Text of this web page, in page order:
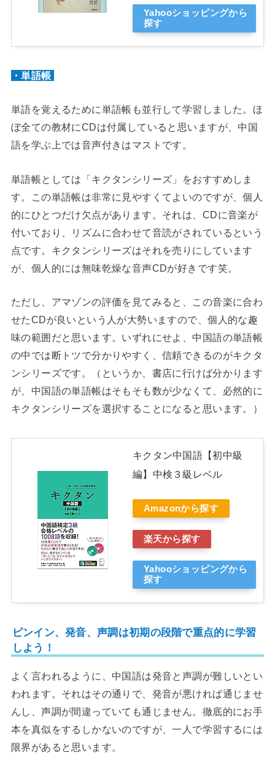
Yahooショッピングから
探す
・単語帳
単語を覚えるために単語帳も並行して学習しました。ほ
ぼ全ての教材にCDは付属していると思いますが、中国
語を学ぶ上では音声付きはマストです。
単語帳としては「キクタンシリーズ」をおすすめしま
す。この単語帳は非常に見やすくてよいのですが、個人
的にひとつだけ欠点があります。それは、CDに音楽が
付いており、リズムに合わせて音読がされているという
点です。キクタンシリーズはそれを売りにしています
が、個人的には無味乾燥な音声CDが好きです笑。
ただし、アマゾンの評価を見てみると、この音楽に合わ
せたCDが良いという人が大勢いますので、個人的な趣
味の範囲だと思います。いずれにせよ、中国語の単語帳
の中では断トツで分かりやすく、信頼できるのがキクタ
ンシリーズです。（というか、書店に行けば分かります
が、中国語の単語帳はそもそも数が少なくて、必然的に
キクタンシリーズを選択することになると思います。）
キクタン中国語【初中級
編】中検３級レベル
Amazonから探す
楽天から探す
Yahooショッピングから
探す
ピンイン、発音、声調は初期の段階で重点的に学習
しよう！
よく言われるように、中国語は発音と声調が難しいとい
われます。それはその通りで、発音が悪ければ通じませ
んし、声調が間違っていても通じません。徹底的にお手
本を真似をするしかないのですが、一人で学習するには
限界があると思います。